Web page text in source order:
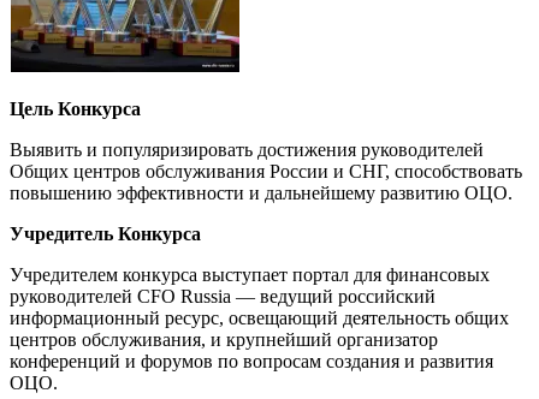
Цель Конкурса
Выявить и популяризировать достижения руководителей
Общих центров обслуживания России и СНГ, способствовать
повышению эффективности и дальнейшему развитию ОЦО.
Учредитель Конкурса
Учредителем конкурса выступает портал для финансовых
руководителей CFO Russia — ведущий российский
информационный ресурс, освещающий деятельность общих
центров обслуживания, и крупнейший организатор
конференций и форумов по вопросам создания и развития
ОЦО.